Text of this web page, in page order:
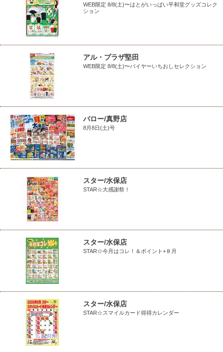
WEB限定 8/8(土)〜はとがいっぱい平和堂グッズコレク
ション
アル・プラザ堅田
WEB限定 8/8(土)〜バイヤーいちおしセレクション
バロー/真野店
8月8日(土)号
スター/水保店
STAR☆大感謝祭！
スター/水保店
STAR☆今月はコレ！＆ポイント+８月
スター/水保店
STAR☆スマイルカード得得カレンダー